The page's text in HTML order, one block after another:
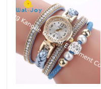
Προϊόντα
Περίπου εμείς
Γύρος εργοστασίων